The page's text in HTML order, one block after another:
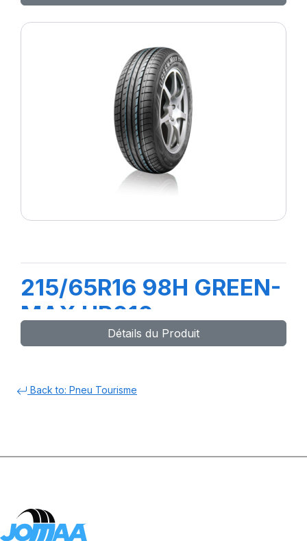
215/65R16 98H GREEN-
MAX HP010
Détails du Produit
Back to: Pneu Tourisme